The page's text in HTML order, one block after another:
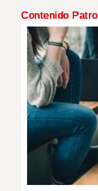
MULTIMEDIA
IMPRESO
Contenido